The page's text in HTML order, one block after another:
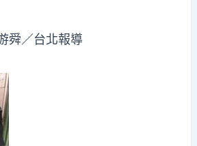
舜／台北報導